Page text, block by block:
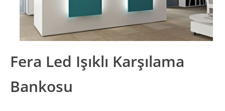
Fera Led Işıklı Karşılama
Bankosu